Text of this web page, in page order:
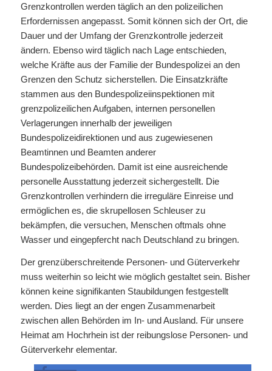
Grenzkontrollen werden täglich an den polizeilichen
Erfordernissen angepasst. Somit können sich der Ort, die
Dauer und der Umfang der Grenzkontrolle jederzeit
ändern. Ebenso wird täglich nach Lage entschieden,
welche Kräfte aus der Familie der Bundespolizei an den
Grenzen den Schutz sicherstellen. Die Einsatzkräfte
stammen aus den Bundespolizeiinspektionen mit
grenzpolizeilichen Aufgaben, internen personellen
Verlagerungen innerhalb der jeweiligen
Bundespolizeidirektionen und aus zugewiesenen
Beamtinnen und Beamten anderer
Bundespolizeibehörden. Damit ist eine ausreichende
personelle Ausstattung jederzeit sichergestellt. Die
Grenzkontrollen verhindern die irreguläre Einreise und
ermöglichen es, die skrupellosen Schleuser zu
bekämpfen, die versuchen, Menschen oftmals ohne
Wasser und eingepfercht nach Deutschland zu bringen.
Der grenzüberschreitende Personen- und Güterverkehr
muss weiterhin so leicht wie möglich gestaltet sein. Bisher
können keine signifikanten Staubildungen festgestellt
werden. Dies liegt an der engen Zusammenarbeit
zwischen allen Behörden im In- und Ausland. Für unsere
Heimat am Hochrhein ist der reibungslose Personen- und
Güterverkehr elementar.